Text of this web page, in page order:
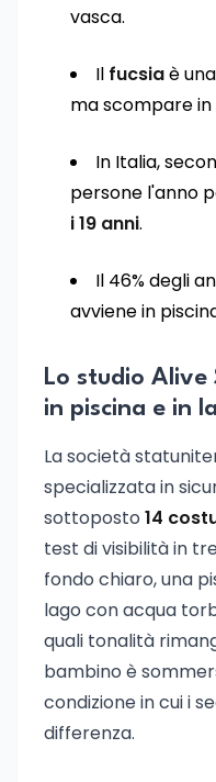
vasca.
Il fucsiaè
ma scompare
In Italia,
persone l'anno
i 19 anni.
Il 46% degli
avviene in
Lo studio Alive
in piscina e in
La società
specializzata in
sottoposto 14
test di visibilità in
fondo chiaro, una
lago con acqua
quali tonalità
bambino è
condizione in cui i
differenza.